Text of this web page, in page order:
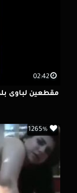
02:42
مقطعين لباوى
1265%